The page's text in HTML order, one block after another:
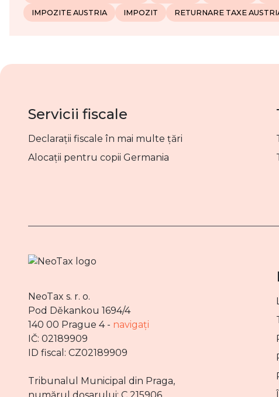
IMPOZITE AUSTRIA IMPOZIT RETURNARE TAXE
Servicii fiscale
Declarații fiscale în mai multe țări
Alocații pentru copii Germania
NeoTax s. r. o.
Pod Děkankou 1694/4
140 00 Prague 4 - navigați
IČ: 02189909
ID fiscal: CZ02189909
Tribunalul Municipal din Praga,